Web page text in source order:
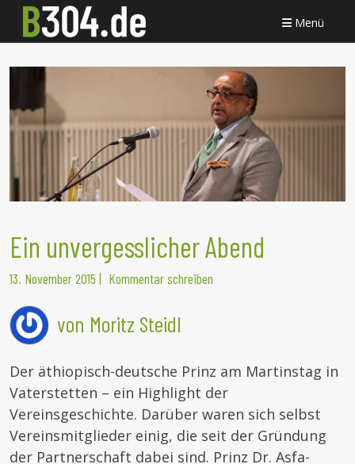
Menü
Ein unvergesslicher Abend
13. November 2015| Kommentar schreiben
von Moritz Steidl
Der äthiopisch-deutsche Prinz am Martinstag in
Vaterstetten – ein Highlight der
Vereinsgeschichte. Darüber waren sich selbst
Vereinsmitglieder einig, die seit der Gründung
der Partnerschaft dabei sind. Prinz Dr. Asfa-